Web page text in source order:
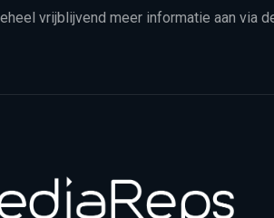
vrijblijvend meer informatie aan via